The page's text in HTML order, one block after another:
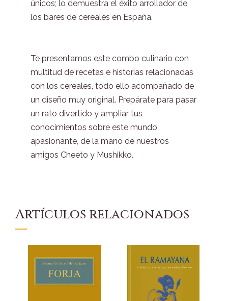
únicos; lo demuestra el éxito arrollador de
los bares de cereales en España.
Te presentamos este combo culinario con
multitud de recetas e historias relacionadas
con los cereales, todo ello acompañado de
un diseño muy original. Prepárate para pasar
un rato divertido y ampliar tus
conocimientos sobre este mundo
apasionante, de la mano de nuestros
amigos Cheeto y Mushikko.
Artículos relacionados